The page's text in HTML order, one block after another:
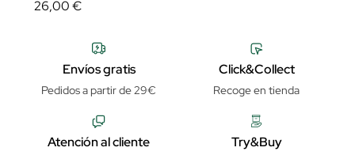
26,00 €
Envíos gratis
Pedidos a partir de 29€
Click&Collect
Recoge en tienda
Atención al cliente Try&Buy